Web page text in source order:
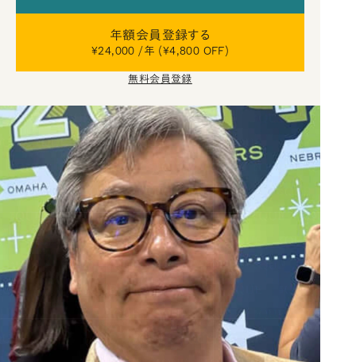
年額会員登録する
¥24,000 /年 (¥4,800 OFF)
無料会員登録